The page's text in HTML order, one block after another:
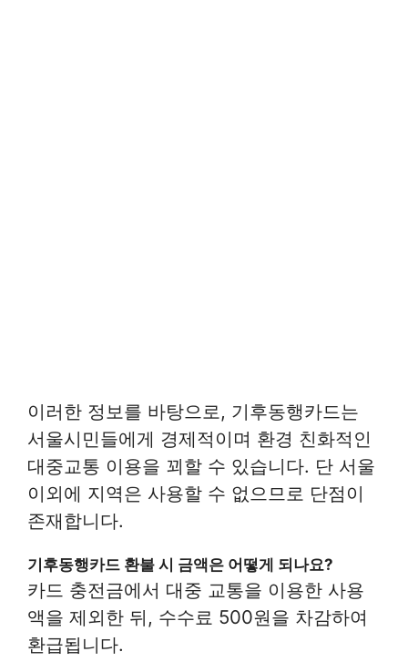
이러한 정보를 바탕으로, 기후동행카드는
서울시민들에게 경제적이며 환경 친화적인
대중교통 이용을 꾀할 수 있습니다. 단 서울
이외에 지역은 사용할 수 없으므로 단점이
존재합니다.
기후동행카드 환불 시 금액은 어떻게 되나요?
카드 충전금에서 대중 교통을 이용한 사용
액을 제외한 뒤, 수수료 500원을 차감하여
환급됩니다.